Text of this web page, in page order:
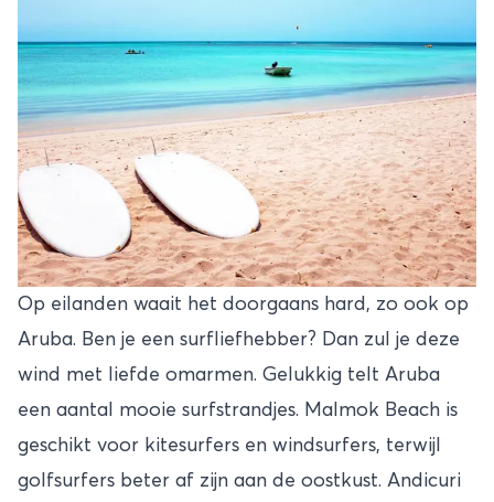
Op eilanden waait het doorgaans hard, zo ook op
Aruba. Ben je een surfliefhebber? Dan zul je deze
wind met liefde omarmen. Gelukkig telt Aruba
een aantal mooie surfstrandjes. Malmok Beach is
geschikt voor kitesurfers en windsurfers, terwijl
golfsurfers beter af zijn aan de oostkust. Andicuri